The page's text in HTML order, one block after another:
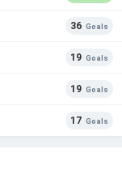
36 Goals
19 Goals
19 Goals
17 Goals